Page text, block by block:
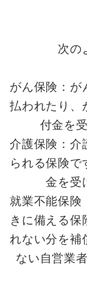
次の
がん保険：が
払われたり、
付金を
介護保険：介
られる保険で
金を受
就業不能保険
きに備える保
れない分を補
ない自営業